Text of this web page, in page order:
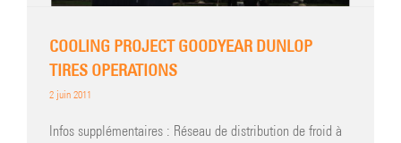
COOLING PROJECT GOODYEAR DUNLOP
TIRES OPERATIONS
2 juin 2011
Infos supplémentaires : Réseau de distribution de froid à